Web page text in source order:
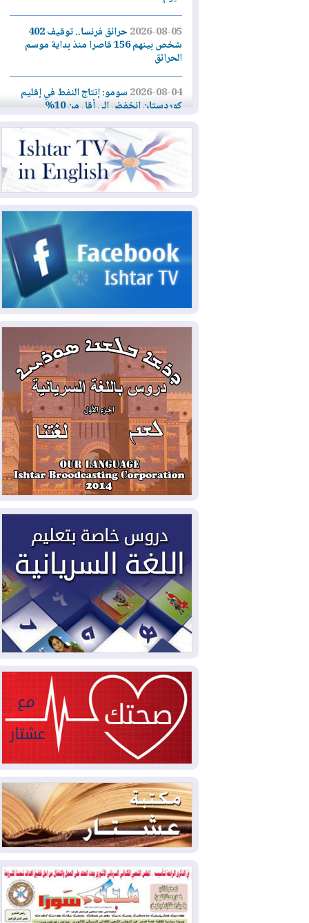
2026-08-05
حرائق فرنسا.. توقيف 402
شخص بينهم 156 قاصرا منذ بداية موسم
الحرائق
2026-08-04سومو: إنتاج النفط في إقليم
كوردستان انخفض إلى أقل من 10%
2026-08-04 ملفات حقبة الكاظمي تعود إلى
الواجهة.. أنباء عن مراجعات قضائية
وتحقيقات أوسع في قضايا فساد
الرئاسية ويحذر من "حرب أهلية" في
2026-08-03رئيس إقليم كوردستان في
دمشق في زيارة رسمية
2026-08-03العراق يؤكد مجدداً التزامه
بمنع الهجمات على الدول المجاورة
2026-08-03العجز والاقتراض يطوقان
المالية العراقية.. اقتراض يتجاوز 3 تريليونات
دينار!
2026-08-03كوبا تغرق في الظلام مجددا
وانهيار الشبكة الكهربائية
2026-08-03
أوامر بإجلاء 60 ألف شخص
بسبب الحرائق في ولاية واشنطن
2026-08-02مشروع "حسابي" يُمهل
الموظفين حتى نهاية أغسطس لاستلام
بطاقاتهم المصرفية
2026-08-02دمشق وعمّان تحذران بغداد:
أي هجوم من أراضي العراق سيواجه برد
2026-08-02ترامب: الولايات المتحدة
وإسرائيل تعلقان شن ضربات على إيران
2026-08-01تقرير: الولايات المتحدة تسحب
منظومة باتريوت الدفاعية من أربيل
2026-08-01النفط: اتفاقية ثلاثية لاستئناف
التصدير عبر جيهان بطاقة 750 ألف برميل
2026-08-01"في أقرب وقت ممكن".. إدارة
ترامب تخطط لشن ضربات جديدة على إيران
2026-07-31أتروشي: قرار السلم والحرب
في العراق "مختطف" وخارج سيطرة
الحكومة
2026-07-31
50 درجة مئوية في 5
محافظات.. العراق على موعد مع موجة حر
السبت